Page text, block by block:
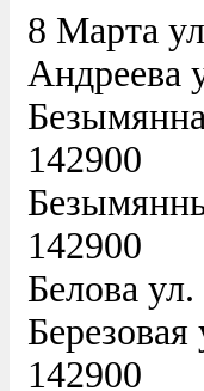
8 Марта
Андреева
142900
142900
Белова
Березовая
142900